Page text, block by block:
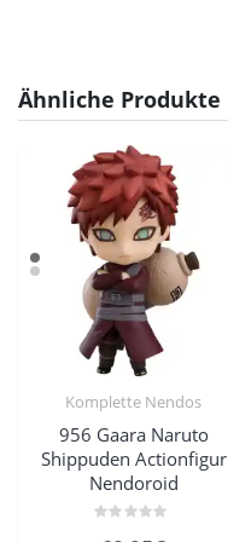
Ähnliche Produkte
Komplette Nendos
956 Gaara Naruto
Shippuden Actionfigur
Nendoroid